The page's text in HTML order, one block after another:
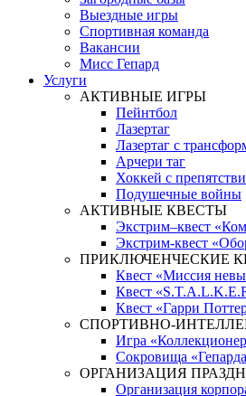
Выездные игры
Спортивная команда
Вакансии
Мисс Гепард
Услуги
АКТИВНЫЕ ИГРЫ
Пейнтбол
Лазертаг
Лазертаг с
Арчери таг
Хоккей с
Подушечные войны
АКТИВНЫЕ КВЕСТЫ
Экстрим–квест
Экстрим-квест
ПРИКЛЮЧЕНЧЕСКИЕ
Квест «Миссия
Квест
Квест «Гарри
СПОРТИВНО-
Игра
Сокровища
ОРГАНИЗАЦИЯ
Организация